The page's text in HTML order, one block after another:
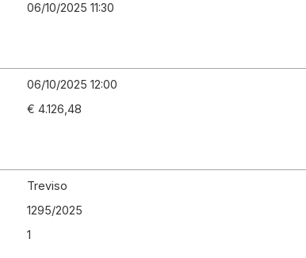
06/10/2025 11:30
06/10/2025 12:00
€ 4.126,48
Treviso
1295/2025
1